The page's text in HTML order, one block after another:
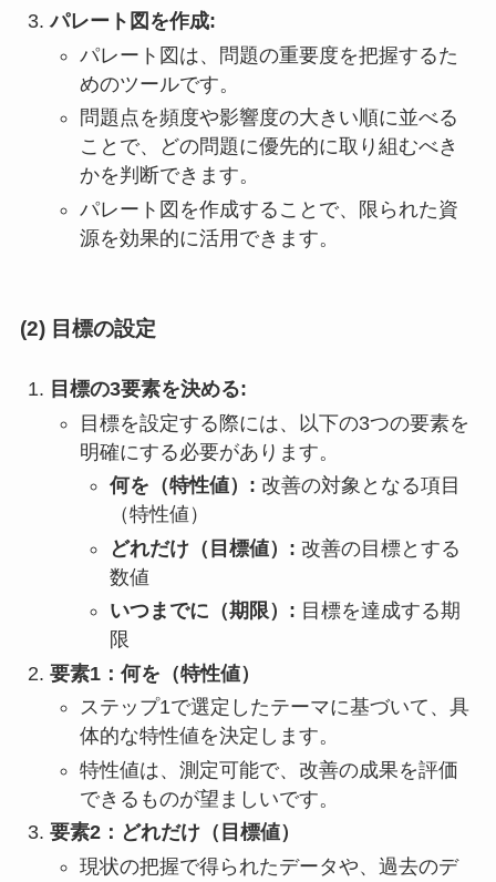
パレート図を作成:
パレート図は、問題の重要度を把握するた
めのツールです。
問題点を頻度や影響度の大きい順に並べる
ことで、どの問題に優先的に取り組むべき
かを判断できます。
パレート図を作成することで、限られた資
源を効果的に活用できます。
(2) 目標の設定
目標の3要素を決める:
目標を設定する際には、以下の3つの要素を
明確にする必要があります。
何を（特性値）: 改善の対象となる項目
（特性値）
どれだけ（目標値）: 改善の目標とする
数値
いつまでに（期限）: 目標を達成する期
限
要素1：何を（特性値）
ステップ1で選定したテーマに基づいて、具
体的な特性値を決定します。
特性値は、測定可能で、改善の成果を評価
できるものが望ましいです。
要素2：どれだけ（目標値）
現状の把握で得られたデータや、過去のデ